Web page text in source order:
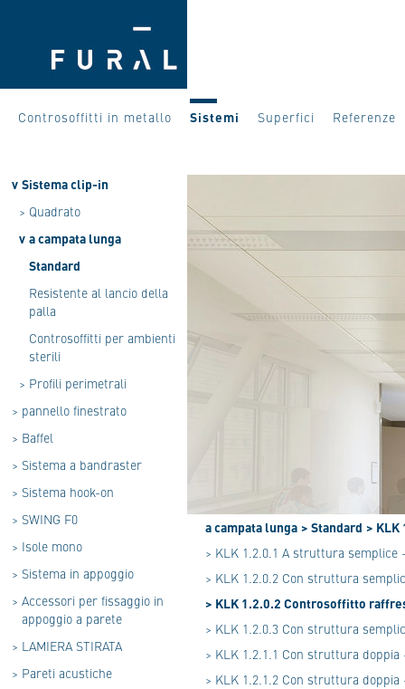
Controsoffitti in metallo Sistemi Superfici Referenze
v Sistema clip-in
> Quadrato
v a campata lunga
Standard
Resistente al lancio della
palla
Controsoffitti per ambienti
sterili
> Profili perimetrali
> pannello finestrato
> Baffel
> Sistema a bandraster
> Sistema hook-on
> SWING F0
> Isole mono
> Sistema in appoggio
> Accessori per fissaggio in
appoggio a parete
> LAMIERA STIRATA
> Pareti acustiche
a campata lunga > Standard >
> KLK 1.2.0.1 A struttura semplice
> KLK 1.2.0.2 Con struttura
> KLK 1.2.0.2 Controsoffitto
> KLK 1.2.0.3 Con struttura
> KLK 1.2.1.1 Con struttura
> KLK 1.2.1.2 Con struttura